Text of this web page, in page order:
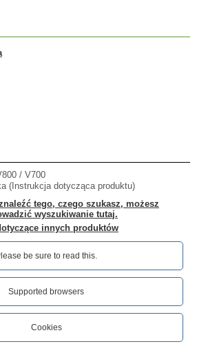
/ V700
(Instrukcja dotycząca produktu)
tego, czego szukasz, możesz
wyszukiwanie tutaj.
innych produktów
be sure to read this.‎
Supported browsers
Cookies